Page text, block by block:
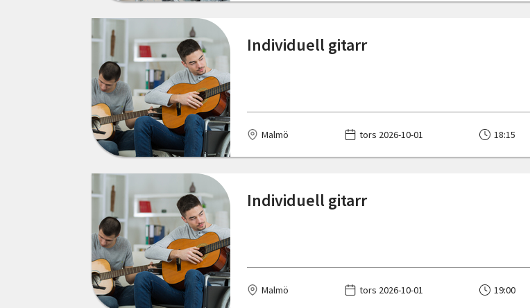
Individuell gitarr
Malmö tors 2026-10-01 18:15
Individuell gitarr
Malmö tors 2026-10-01 19:00